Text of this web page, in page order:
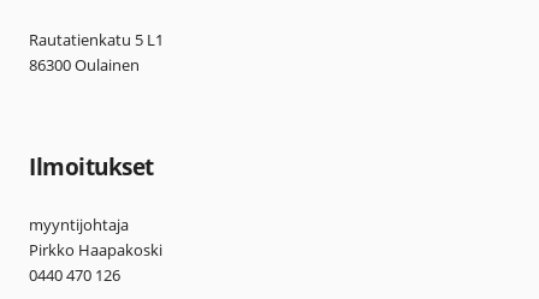
Rautatienkatu 5 L1
86300 Oulainen
Ilmoitukset
myyntijohtaja
Pirkko Haapakoski
0440 470 126